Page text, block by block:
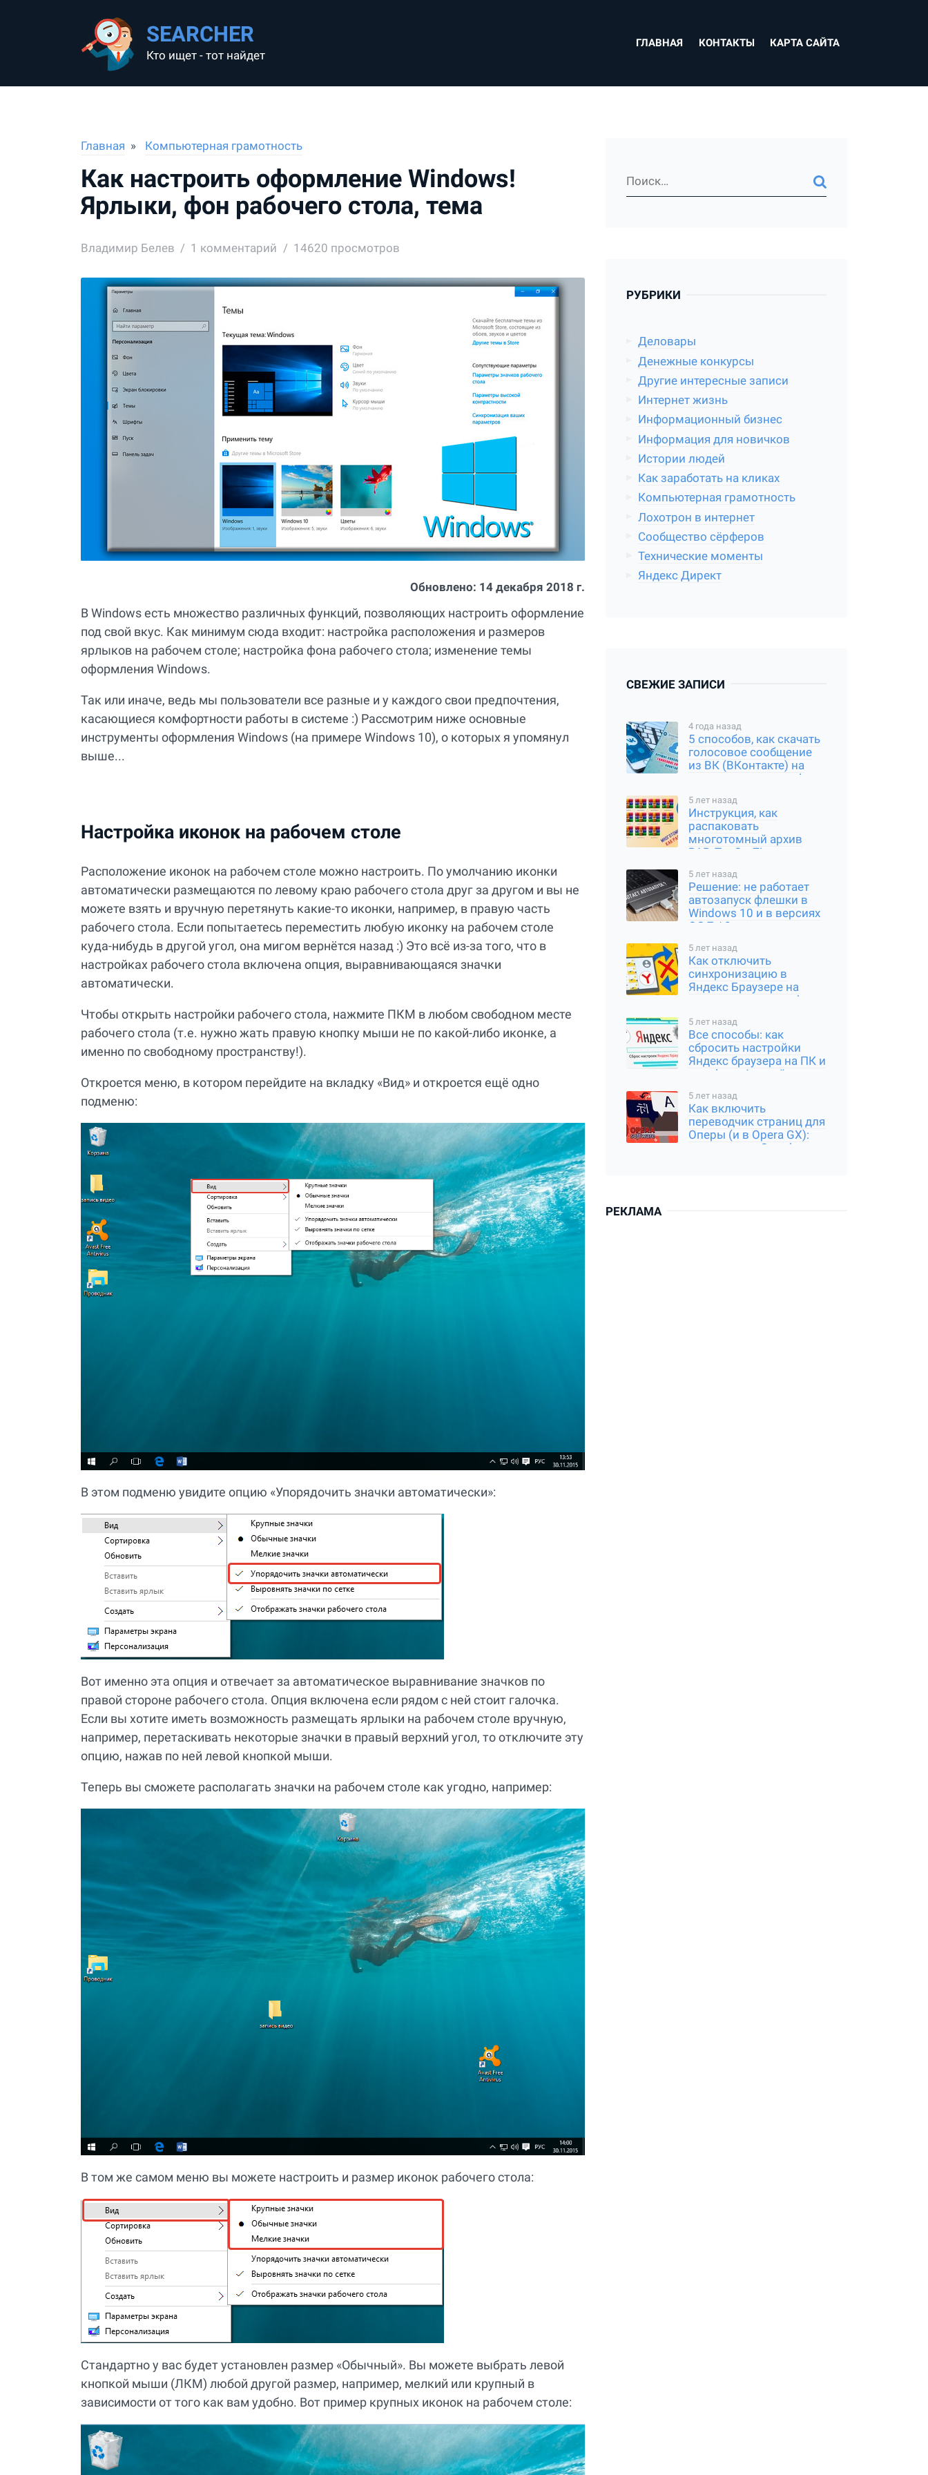
SEARCHER
Кто ищет - тот найдет
ГЛАВНАЯ КОНТАКТЫ КАРТА САЙТА
Главная Компьютерная грамотность
Как настроить оформление Windows!
Ярлыки, фон рабочего стола, тема
Владимир Белев 1 комментарий 14620 просмотров
Обновлено: 14 декабря 2018 г.
В Windows есть множество различных функций, позволяющих настроить оформление
под свой вкус. Как минимум сюда входит: настройка расположения и размеров
ярлыков на рабочем столе; настройка фона рабочего стола; изменение темы
оформления Windows.
Так или иначе, ведь мы пользователи все разные и у каждого свои предпочтения,
касающиеся комфортности работы в системе :) Рассмотрим ниже основные
инструменты оформления Windows (на примере Windows 10), о которых я упомянул
выше...
Настройка иконок на рабочем столе
Расположение иконок на рабочем столе можно настроить. По умолчанию иконки
автоматически размещаются по левому краю рабочего стола друг за другом и вы не
можете взять и вручную перетянуть какие-то иконки, например, в правую часть
рабочего стола. Если попытаетесь переместить любую иконку на рабочем столе
куда-нибудь в другой угол, она мигом вернётся назад :) Это всё из-за того, что в
настройках рабочего стола включена опция, выравнивающаяся значки
автоматически.
Чтобы открыть настройки рабочего стола, нажмите ПКМ в любом свободном месте
рабочего стола (т.е. нужно жать правую кнопку мыши не по какой-либо иконке, а
именно по свободному пространству!).
Откроется меню, в котором перейдите на вкладку «Вид» и откроется ещё одно
подменю:
В этом подменю увидите опцию «Упорядочить значки автоматически»:
Вот именно эта опция и отвечает за автоматическое выравнивание значков по
правой стороне рабочего стола. Опция включена если рядом с ней стоит галочка.
Если вы хотите иметь возможность размещать ярлыки на рабочем столе вручную,
например, перетаскивать некоторые значки в правый верхний угол, то отключите эту
опцию, нажав по ней левой кнопкой мыши.
Теперь вы сможете располагать значки на рабочем столе как угодно, например:
В том же самом меню вы можете настроить и размер иконок рабочего стола:
Стандартно у вас будет установлен размер «Обычный». Вы можете выбрать левой
кнопкой мыши (ЛКМ) любой другой размер, например, мелкий или крупный в
зависимости от того как вам удобно. Вот пример крупных иконок на рабочем столе:
РУБРИКИ
Деловары
Денежные конкурсы
Другие интересные записи
Интернет жизнь
Информационный бизнес
Информация для новичков
Истории людей
Как заработать на кликах
Компьютерная грамотность
Лохотрон в интернет
Сообщество сёрферов
Технические моменты
Яндекс Директ
СВЕЖИЕ ЗАПИСИ
4 года назад
5 способов, как скачать
голосовое сообщение
из ВК (ВКонтакте) на
компьютер и смартфон
5 лет назад
Инструкция, как
распаковать
многотомный архив
RAR, Tar Gz, Zip и другие
5 лет назад
Решение: не работает
автозапуск флешки в
Windows 10 и в версиях
ОС 7 / 8
5 лет назад
Как отключить
синхронизацию в
Яндекс Браузере на
компьютере и телефоне
5 лет назад
Все способы: как
сбросить настройки
Яндекс браузера на ПК и
телефоне Андройд,
5 лет назад
Как включить
переводчик страниц для
Оперы (и в Opera GX):
расширение Google
РЕКЛАМА